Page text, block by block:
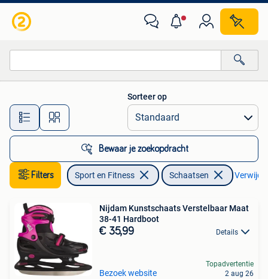
Alle afstanden…
Sorteer op
Bewaar je zoekopdracht
Filters Sport en Fitness Schaatsen
Nijdam Kunstschaats Verstelbaar Maat
38-41 Hardboot
€ 35,99 Details
Bezoek website
Topadvertentie
2 aug 26